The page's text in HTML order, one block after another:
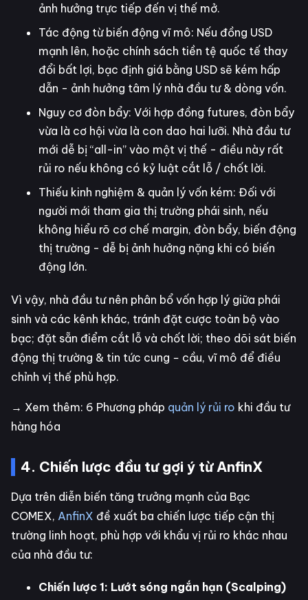
ảnh hưởng trực tiếp đến vị thế mở.
Tác động từ biến động vĩ mô: Nếu đồng USD
mạnh lên, hoặc chính sách tiền tệ quốc tế thay
đổi bất lợi, bạc định giá bằng USD sẽ kém hấp
dẫn - ảnh hưởng tâm lý nhà đầu tư & dòng vốn.
Nguy cơ đòn bẩy: Với hợp đồng futures, đòn bẩy
vừa là cơ hội vừa là con dao hai lưỡi. Nhà đầu tư
mới dễ bị “all-in” vào một vị thế - điều này rất
rủi ro nếu không có kỷ luật cắt lỗ / chốt lời.
Thiếu kinh nghiệm & quản lý vốn kém: Đối với
người mới tham gia thị trường phái sinh, nếu
không hiểu rõ cơ chế margin, đòn bẩy, biến động
thị trường - dễ bị ảnh hưởng nặng khi có biến
động lớn.
Vì vậy, nhà đầu tư nên phân bổ vốn hợp lý giữa phái
sinh và các kênh khác, tránh đặt cược toàn bộ vào
bạc; đặt sẵn điểm cắt lỗ và chốt lời; theo dõi sát biến
động thị trường & tin tức cung − cầu, vĩ mô để điều
chỉnh vị thế phù hợp.
→ Xem thêm: 6 Phương pháp quản lý rủi ro khi đầu tư
hàng hóa
4. Chiến lược đầu tư gợi ý từ AnfinX
Dựa trên diễn biến tăng trưởng mạnh của Bạc
COMEX, AnfinX đề xuất ba chiến lược tiếp cận thị
trường linh hoạt, phù hợp với khẩu vị rủi ro khác nhau
của nhà đầu tư:
Chiến lược 1: Lướt sóng ngắn hạn (Scalping)